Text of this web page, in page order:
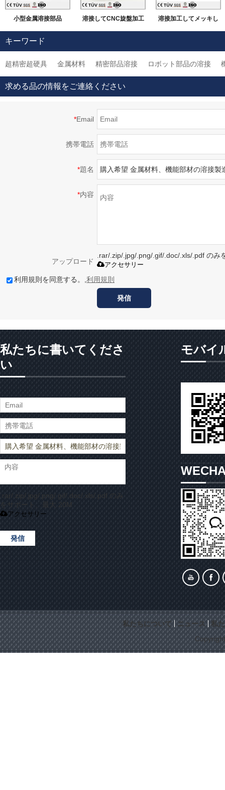
小型金属溶接部品 溶接してCNC旋盤加工 溶接加工してメッキし
キーワード
超精密超硬具 金属材料 精密部品溶接 ロボット部品の溶接
求める品の情報をご連絡ください
*Email
携帯電話
*題名
*内容
アップロード
.rar/.zip/.jpg/.png/.gif/.doc/.xls/.pdf のみ
アクセサリー
利用規則を同意する。, 利用規則
発信
私たちに書いてくださ
い
.rar/.zip/.jpg/.png/.gif/.doc/.xls/.pdf のみ
をサポート、最大 20M
アクセサリー
発信
モバイ
私たちについて ニュース
私